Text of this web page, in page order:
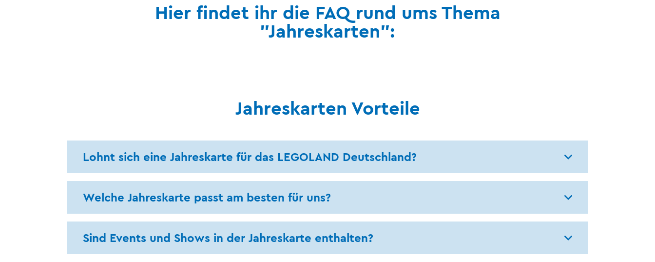
Hier findet ihr die FAQ rund ums Thema
"Jahreskarten":
Jahreskarten Vorteile
Lohnt sich eine Jahreskarte für das LEGOLAND Deutschland?
Welche Jahreskarte passt am besten für uns?
Sind Events und Shows in der Jahreskarte enthalten?